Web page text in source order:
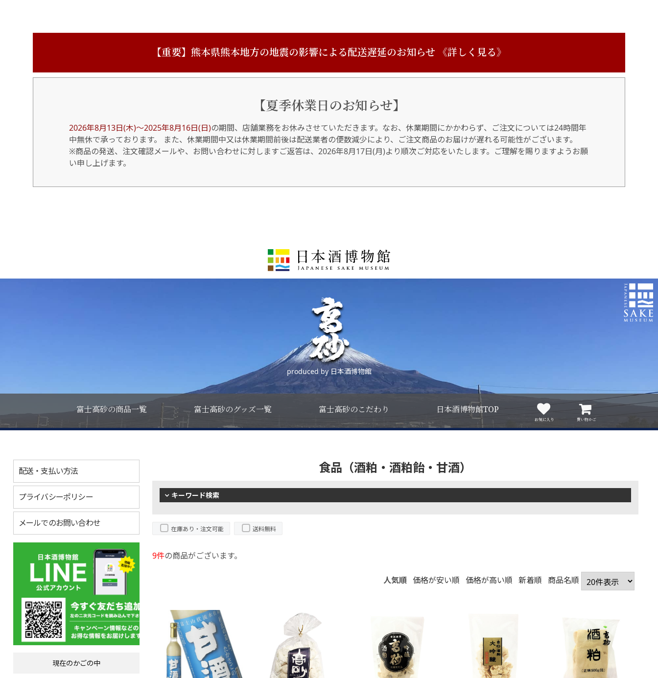
【重要】熊本県熊本地方の地震の影響による配送遅延のお知らせ 《詳しく見る》
【夏季休業日のお知らせ】
2026年8月13日(木)～2025年8月16日(日)の期間、店舗業務をお休みさせていただきます。なお、休業期間にかかわらず、ご注文については24時間年
中無休で承っております。 また、休業期間中又は休業期間前後は配送業者の便数減少により、ご注文商品のお届けが遅れる可能性がございます。
※商品の発送、注文確認メールや、お問い合わせに対しますご返答は、2026年8月17日(月)より順次ご対応をいたします。ご理解を賜りますようお願
い申し上げます。
produced by 日本酒博物館
富士高砂の商品一覧 富士高砂のグッズ一覧 富士高砂のこだわり 日本酒博物館TOP
配送・支払い方法
プライバシーポリシー
メールでのお問い合わせ
現在のかごの中
食品（酒粕・酒粕飴・甘酒）
キーワード検索
在庫あり・注文可能 送料無料
9件の商品がございます。
人気順 価格が安い順 価格が高い順 新着順 商品名順